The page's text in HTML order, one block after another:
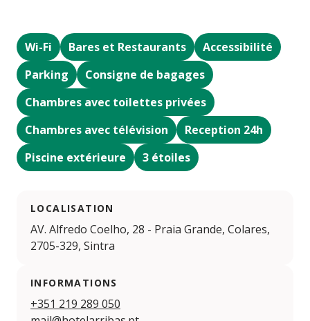
Wi-Fi Bares et Restaurants
Accessibilité
Parking
Consigne de bagages
Chambres avec toilettes privées
Chambres avec télévision
Reception 24h
Piscine extérieure
3 étoiles
LOCALISATION
AV. Alfredo Coelho, 28 - Praia Grande, Colares,
2705-329, Sintra
INFORMATIONS
+351 219 289 050